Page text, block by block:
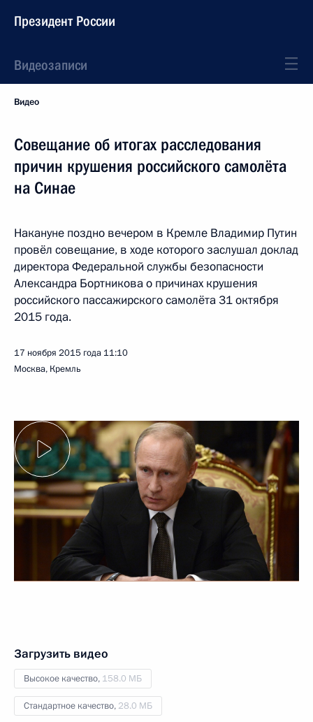
Президент России
Видеозаписи
Видео
Совещание об итогах расследования
причин крушения российского самолёта
на Синае
Накануне поздно вечером в Кремле Владимир Путин
провёл совещание, в ходе которого заслушал доклад
директора Федеральной службы безопасности
Александра Бортникова о причинах крушения
российского пассажирского самолёта 31 октября
2015 года.
17 ноября 2015 года 11:10
Москва, Кремль
Загрузить видео
Высокое качество, 158.0 МБ
Стандартное качество, 28.0 МБ